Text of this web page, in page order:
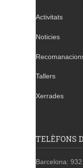
Activitats
Noticies
Tallers
Xerrades
TELÈFONS
Barcelona: